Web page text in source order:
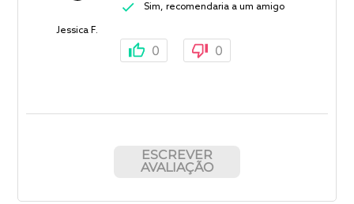
Jessica F.
Sim, recomendaria a um amigo
0 0
ESCREVER
AVALIAÇÃO